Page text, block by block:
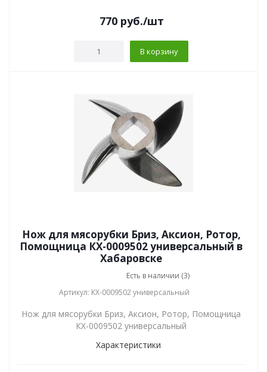
770руб./шт
В корзину
Нож для мясорубки Бриз, Аксион, Ротор,
Помощница КХ-0009502 универсальный в
Хабаровске
Есть в наличии (3)
Артикул: КХ-0009502 универсальный
Нож для мясорубки Бриз, Аксион, Ротор, Помощница
КХ-0009502 универсальный
Характеристики